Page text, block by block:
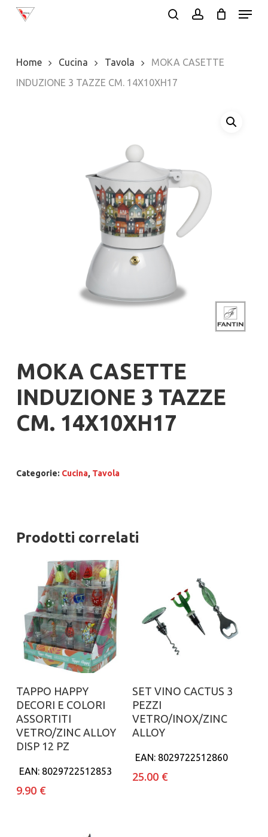
Skip
content
Menu
Home Cucina Tavola
MOKA CASETTE
INDUZIONE 3 TAZZE CM. 14X10XH17
MOKA CASETTE
INDUZIONE 3 TAZZE
CM. 14X10XH17
Categorie: Cucina, Tavola
Prodotti correlati
Aggiungi al carrello
TAPPO HAPPY
DECORI E COLORI
ASSORTITI
VETRO/ZINC ALLOY
DISP 12 PZ
EAN: 8029722512853
9.90 €
Aggiungi al carrello
SET VINO CACTUS 3
PEZZI
VETRO/INOX/ZINC
ALLOY
EAN: 8029722512860
25.00 €